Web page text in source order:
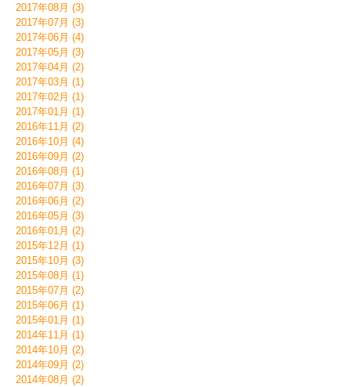
2017年08月 (3)
2017年07月 (3)
2017年06月 (4)
2017年05月 (3)
2017年04月 (2)
2017年03月 (1)
2017年02月 (1)
2017年01月 (1)
2016年11月 (2)
2016年10月 (4)
2016年09月 (2)
2016年08月 (1)
2016年07月 (3)
2016年06月 (2)
2016年05月 (3)
2016年01月 (2)
2015年12月 (1)
2015年10月 (3)
2015年08月 (1)
2015年07月 (2)
2015年06月 (1)
2015年01月 (1)
2014年11月 (1)
2014年10月 (2)
2014年09月 (2)
2014年08月 (2)